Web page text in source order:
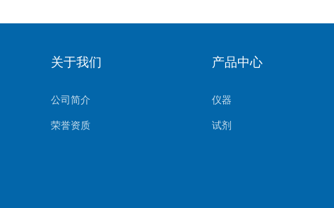
关于我们
公司简介
荣誉资质
产品中心
仪器
试剂